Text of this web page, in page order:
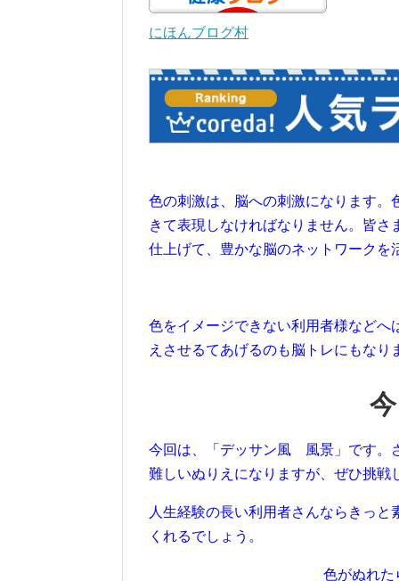
にほんブログ村
色の刺激は、脳への刺激になります
きて表現しなければなりません。皆
仕上げて、豊かな脳のネットワークを
色をイメージできない利用者様など
えさせるてあげるのも脳トレにもなり
今回は、「デッサン風 風景」です。
難しいぬりえになりますが、ぜひ挑戦
人生経験の長い利用者さんならきっ
くれるでしょう。
色がぬれた